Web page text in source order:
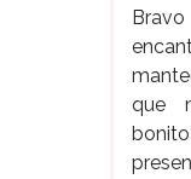
que